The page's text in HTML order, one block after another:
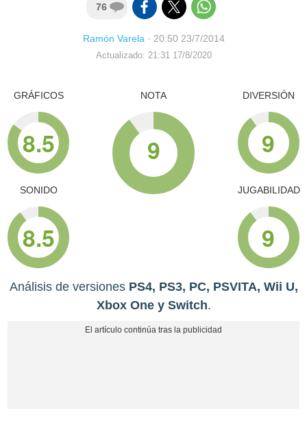
76
Ramón Varela · 20:50 23/7/2014
Actualizado: 21:31 17/8/2020
GRÁFICOS
8.5
SONIDO
8.5
NOTA
9
DIVERSIÓN
9
JUGABILIDAD
9
Análisis de versiones PS4, PS3, PC, PSVITA, Wii U,
Xbox One y Switch.